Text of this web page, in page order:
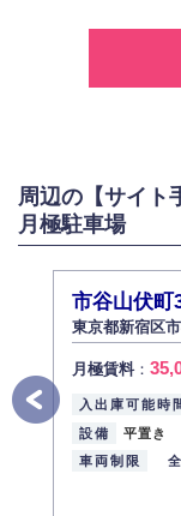
2.個人情報の利用
お問い合わせに対する回答、
採用に関する回答、情報の提供
弊社は取り扱う個人
適切かつ安全に管理し
4.個人情報の第三者
法的義務など正当な理
情報をご本人の同意な
5.個人情報の開示・
お客様ご本人から自
周辺の【サイト
月極駐車場
市谷山伏町
東京都新宿区
月極賃料：
入出庫可能時
設備
平置き
車両制限